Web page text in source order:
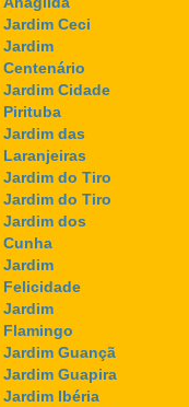
Jardim Ceci
Jardim
Centenário
Jardim Cidade
Pirituba
Jardim das
Laranjeiras
Jardim do Tiro
Jardim do Tiro
Jardim dos
Cunha
Jardim
Felicidade
Jardim
Flamingo
Jardim Guançã
Jardim Guapira
Jardim Ibéria